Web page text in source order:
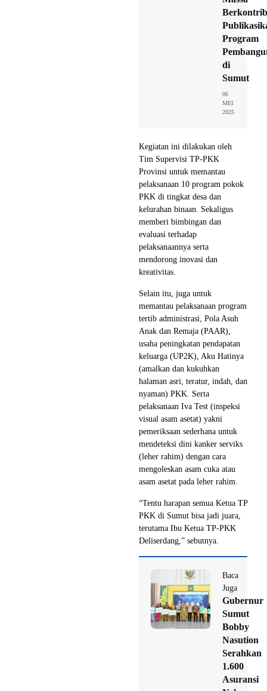
Program
di
Sumut
06
MEI
2025
Kegiatan ini dilakukan oleh
Tim Supervisi TP-PKK
Provinsi untuk memantau
pelaksanaan 10 program pokok
PKK di tingkat desa dan
kelurahan binaan. Sekaligus
memberi bimbingan dan
evaluasi terhadap
pelaksanaannya serta
mendorong inovasi dan
kreativitas.
Selain itu, juga untuk
memantau pelaksanaan program
tertib administrasi, Pola Asuh
Anak dan Remaja (PAAR),
usaha peningkatan pendapatan
keluarga (UP2K), Aku Hatinya
(amalkan dan kukuhkan
halaman asri, teratur, indah, dan
nyaman) PKK. Serta
pelaksanaan Iva Test (inspeksi
visual asam asetat) yakni
pemeriksaan sederhana untuk
mendeteksi dini kanker serviks
(leher rahim) dengan cara
mengoleskan asam cuka atau
asam asetat pada leher rahim.
“Tentu harapan semua Ketua TP
PKK di Sumut bisa jadi juara,
terutama Ibu Ketua TP-PKK
Deliserdang,” sebutnya.
Baca
Juga
Gubernur
Sumut
Bobby
Nasution
Serahkan
1.600
Asuransi